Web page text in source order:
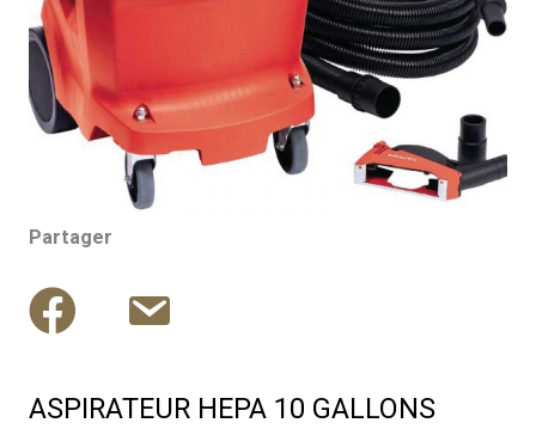
Partager
ASPIRATEUR HEPA 10 GALLONS